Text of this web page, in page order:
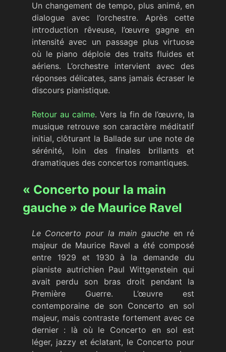
Un changement de tempo, plus animé, en
dialogue avec l’orchestre. Après cette
introduction rêveuse, l’œuvre gagne en
intensité avec un passage plus virtuose
où le piano déploie des traits fluides et
aériens. L’orchestre intervient avec des
réponses délicates, sans jamais écraser le
discours pianistique.
Retour au calme. Vers la fin de l’œuvre, la
musique retrouve son caractère méditatif
initial, clôturant la Ballade sur une note de
sérénité, loin des finales brillants et
dramatiques des concertos romantiques.
« Concerto pour la main
gauche » de Maurice Ravel
Le Concerto pour la main gaucheen ré
majeur de Maurice Ravel a été composé
entre 1929 et 1930 à la demande du
pianiste autrichien Paul Wittgenstein qui
avait perdu son bras droit pendant la
Première Guerre. L’œuvre est
contemporaine de son Concerto en sol
majeur, mais contraste fortement avec ce
dernier : là où le Concerto en sol est
léger, jazzy et éclatant, le Concerto pour